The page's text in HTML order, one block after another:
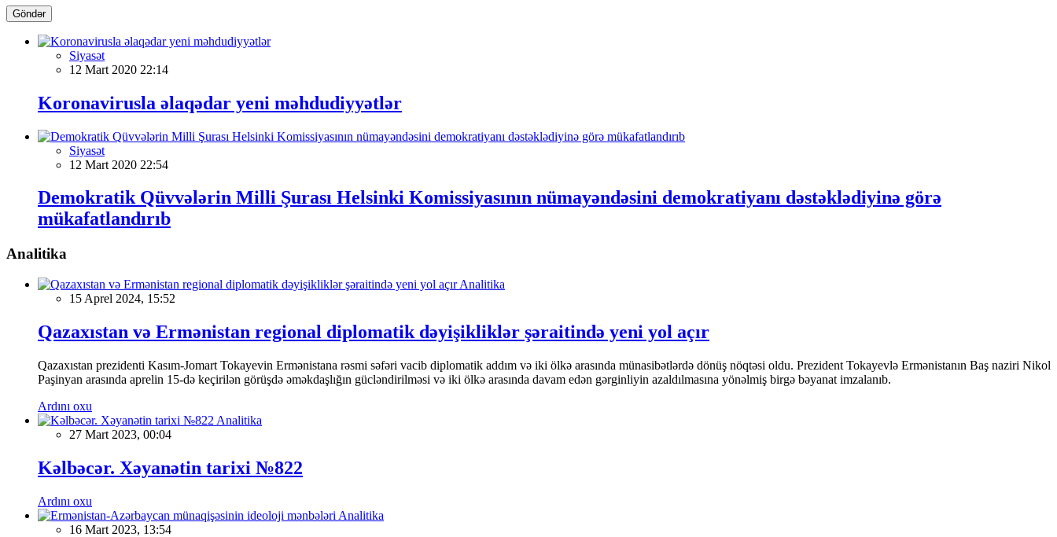
Göndər
Siyasət
12 Mart 2020 22:14
Koronavirusla əlaqədar yeni məhdudiyyətlər
Siyasət
12 Mart 2020 22:54
Demokratik Qüvvələrin Milli Şurası Helsinki Komissiyasının nümayəndəsini demokratiyanı dəstəklədiyinə görə
mükafatlandırıb
Analitika
Analitika
15 Aprel 2024, 15:52
Qazaxıstan və Ermənistan regional diplomatik dəyişikliklər şəraitində yeni yol açır
Qazaxıstan prezidenti Kasım-Jomart Tokayevin Ermənistana rəsmi səfəri vacib diplomatik addım və iki ölkə arasında münasibətlərdə dönüş nöqtəsi oldu. Prezident Tokayevlə Ermənistanın Baş naziri Nikol
Paşinyan arasında aprelin 15-də keçirilən görüşdə əməkdaşlığın gücləndirilməsi və iki ölkə arasında davam edən gərginliyin azaldılmasına yönəlmiş birgə bəyanat imzalanıb.
Ardını oxu
Analitika
27 Mart 2023, 00:04
Kəlbəcər. Xəyanətin tarixi №822
Ardını oxu
Analitika
16 Mart 2023, 13:54